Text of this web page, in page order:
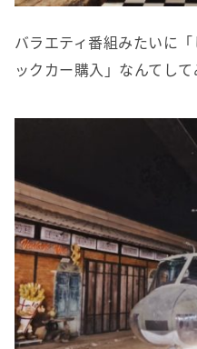
バラエティ番組みたいに
ックカー購入」なんてして